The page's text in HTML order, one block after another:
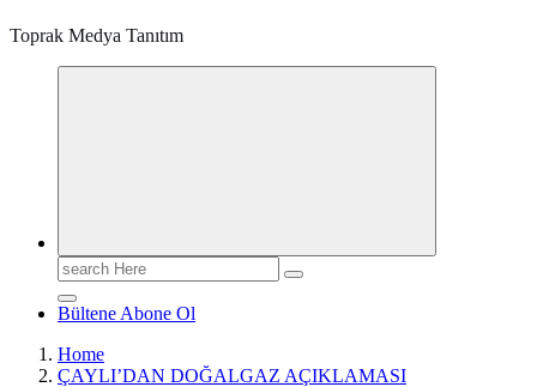
Toprak Medya Tanıtım
Search
for:
Bültene Abone Ol
Home
ÇAYLI’DAN DOĞALGAZ AÇIKLAMASI